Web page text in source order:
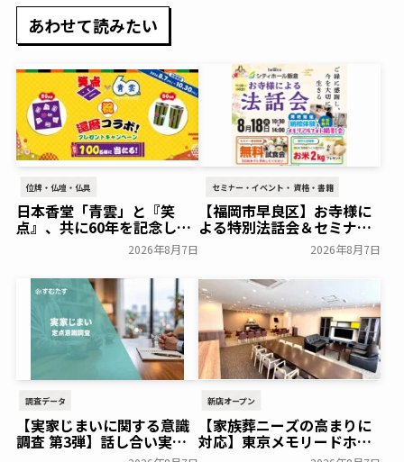
あわせて読みたい
位牌・仏壇・仏具
日本香堂「青雲」と『笑
点』、共に60年を記念した
初コラボ！オリジナルグッ
ズのプレゼントキャンペー
ンを実施～日本香堂～
一般公開
2026年8月7日
セミナー・イベント・資格・書籍
【福岡市早良区】お寺様に
よる特別法話会＆セミナー
特典「無料試食会」を8月
18日(月)にシティホール飯
倉にて開催！～ベルコ～
一般公開
2026年8月7日
調査データ
【実家じまいに関する意識
調査 第3弾】話し合い実施
率は29.5％で前回から低
新店オープン
【家族葬ニーズの高まりに
対応】東京メモリードホー
ルに貸切型家族葬空間『第